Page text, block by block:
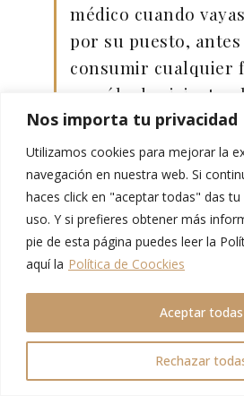
Nos importa tu privacidad
Utilizamos cookies para mejorar la
navegación en nuestra web. Si
haces click en "aceptar todas" das
uso. Y si prefieres obtener más
pie de esta página puedes leer la
aquí la Política de Coockies
Rechazar
Aceptar todas
médico cuando
por su puesto, antes
consumir cualquier
no sólo de viaje,
país).
☝️ Seguro de viaje
La salud es uno de los temas más
especial cuando se viaja. Nadie
viaje por tener un accidente o por
menos, por contagiarse de alguna
verdaderamente peligrosa. Por ello
adecuadamente, tanto en nuestro
viajar. Además,es muy
seguro que cubra cualquier